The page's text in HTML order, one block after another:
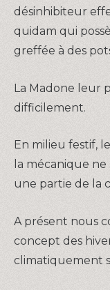
désinhibiteur
quidam qui
greffée à des
La Madone leur
difficilement.
En milieu festif,
la mécanique
une partie de la
A présent nous
concept des
climatiquement